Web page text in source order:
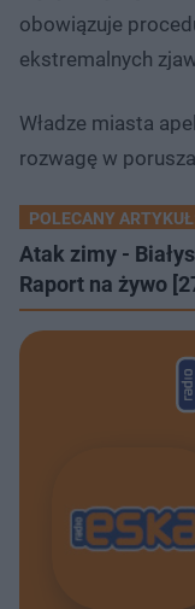
obowiązuje
ekstremalnych
Władze miasta
rozwagę w
POLECANY
Atak zimy -
Raport na żywo